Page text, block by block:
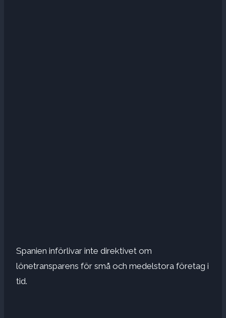
Spanien införlivar inte direktivet om
lönetransparens för små och medelstora företag i
tid.